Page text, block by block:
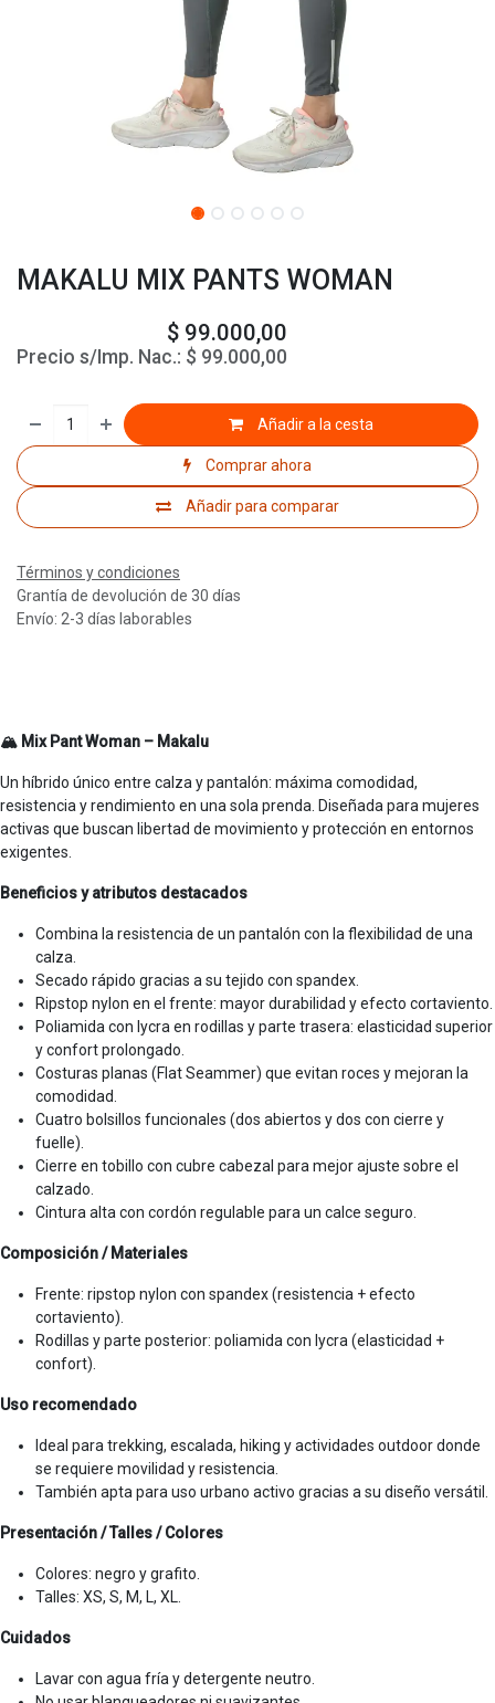
MAKALU MIX PANTS WOMAN
$ 99.000,00
Precio s/Imp. Nac.: $ 99.000,00
Añadir a la cesta
Comprar ahora
Añadir para comparar
Términos y condiciones
Grantía de devolución de 30 días
Envío: 2-3 días laborables
🏔️ Mix Pant Woman – Makalu
Un híbrido único entre calza y pantalón: máxima comodidad,
resistencia y rendimiento en una sola prenda. Diseñada para mujeres
activas que buscan libertad de movimiento y protección en entornos
exigentes.
Beneficios y atributos destacados
Combina la resistencia de un pantalón con la flexibilidad de una
calza.
Secado rápido gracias a su tejido con spandex.
Ripstop nylon en el frente: mayor durabilidad y efecto cortaviento.
Poliamida con lycra en rodillas y parte trasera: elasticidad superior
y confort prolongado.
Costuras planas (Flat Seammer) que evitan roces y mejoran la
comodidad.
Cuatro bolsillos funcionales (dos abiertos y dos con cierre y
fuelle).
Cierre en tobillo con cubre cabezal para mejor ajuste sobre el
calzado.
Cintura alta con cordón regulable para un calce seguro.
Composición / Materiales
Frente: ripstop nylon con spandex (resistencia + efecto
cortaviento).
Rodillas y parte posterior: poliamida con lycra (elasticidad +
confort).
Uso recomendado
Ideal para trekking, escalada, hiking y actividades outdoor donde
se requiere movilidad y resistencia.
También apta para uso urbano activo gracias a su diseño versátil.
Presentación / Talles / Colores
Colores: negro y grafito.
Talles: XS, S, M, L, XL.
Cuidados
Lavar con agua fría y detergente neutro.